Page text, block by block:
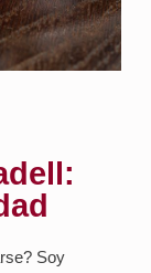
Soy